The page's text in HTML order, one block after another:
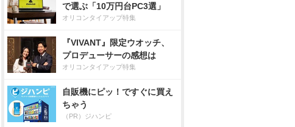
で選ぶ「10万円台PC3選」
オリコンタイアップ特集
『VIVANT』限定ウオッチ、
プロデューサーの感想は
オリコンタイアップ特集
自販機にピッ！ですぐに買え
ちゃう
（PR）ジハンピ